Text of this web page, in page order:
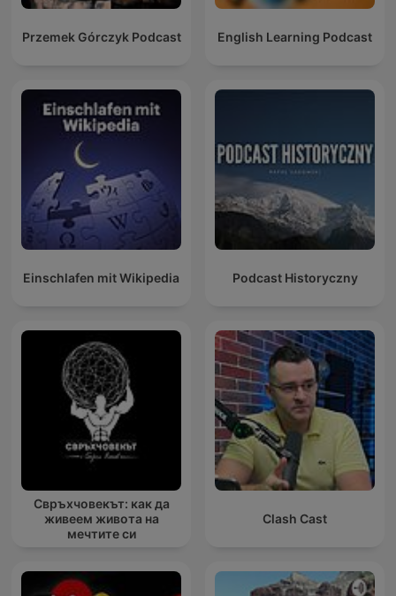
Przemek Górczyk Podcast English Learning Podcast
Einschlafen mit Wikipedia Podcast Historyczny
Свръхчовекът: как да
живеем живота на
мечтите си
Clash Cast